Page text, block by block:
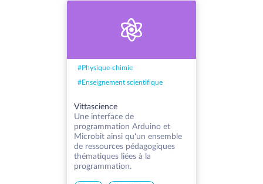
#Physique-chimie
#Enseignement scientifique
Vittascience
Une interface de
programmation Arduino et
Microbit ainsi qu'un ensemble
de ressources pédagogiques
thématiques liées à la
programmation.